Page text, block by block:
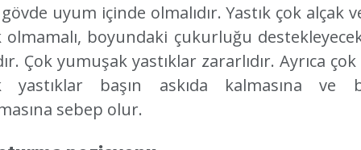
uyum içinde olmalıdır. Yastık çok alçak
olmamalı, boyundaki çukurluğu
Çok yumuşak yastıklar zararlıdır. Ayrıca
yastıklar başın askıda kalmasına ve
sebep olur.